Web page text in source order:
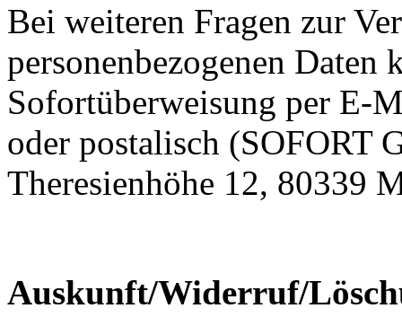
Bei weiteren Fragen zur
personenbezogenen Daten
Sofortüberweisung per E-
oder postalisch (SOFORT
Theresienhöhe 12, 80339
Auskunft/Widerruf/